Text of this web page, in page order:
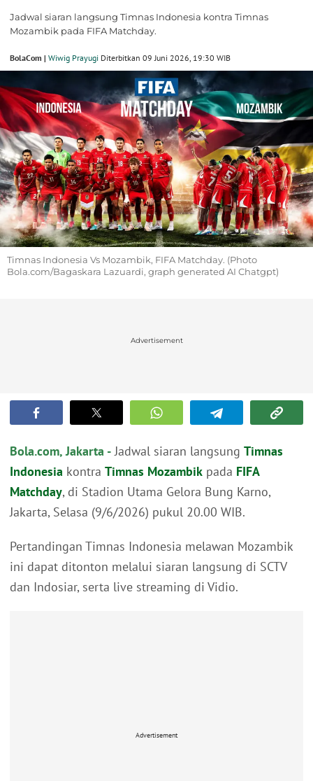
Jadwal siaran langsung Timnas Indonesia kontra Timnas
Mozambik pada FIFA Matchday.
BolaCom | Wiwig Prayugi Diterbitkan 09 Juni 2026, 19:30 WIB
Timnas Indonesia Vs Mozambik, FIFA Matchday. (Photo
Bola.com/Bagaskara Lazuardi, graph generated AI Chatgpt)
Advertisement
Bola.com, Jakarta -Jadwal siaran langsung Timnas
Indonesia kontra Timnas Mozambik pada FIFA
Matchday, di Stadion Utama Gelora Bung Karno,
Jakarta, Selasa (9/6/2026) pukul 20.00 WIB.
Pertandingan Timnas Indonesia melawan Mozambik
ini dapat ditonton melalui siaran langsung di SCTV
dan Indosiar, serta live streaming di Vidio.
Advertisement